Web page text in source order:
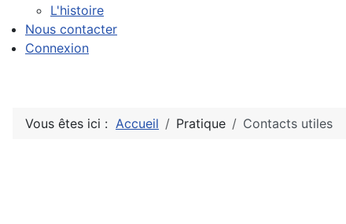
L'histoire
Nous contacter
Connexion
Vous êtes ici : Accueil Pratique Contacts utiles